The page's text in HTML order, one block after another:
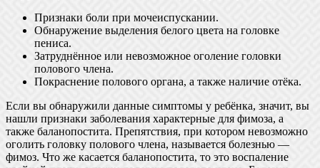
Признаки боли при мочеиспускании.
Обнаружение выделения белого цвета на головке
пениса.
Затруднённое или невозможное оголение головки
полового члена.
Покраснение полового органа, а также наличие отёка.
Если вы обнаружили данные симптомы у ребёнка, значит, вы
нашли признаки заболевания характерные для фимоза, а
также баланопостита. Препятствия, при котором невозможно
оголить головку полового члена, называется болезнью —
фимоз. Что же касается баланопостита, то это воспаление